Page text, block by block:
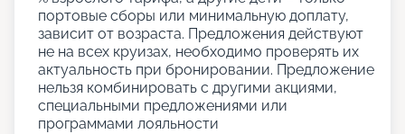
портовые сборы или минимальную доплату,
зависит от возраста. Предложения действуют
не на всех круизах, необходимо проверять их
актуальность при бронировании. Предложение
нельзя комбинировать с другими акциями,
специальными предложениями или
программами лояльности